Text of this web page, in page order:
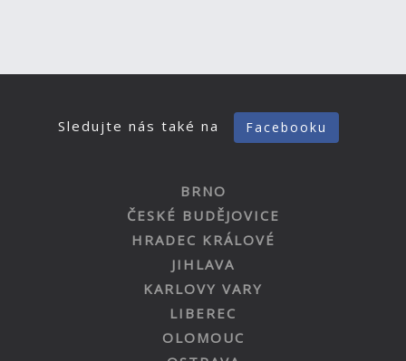
Sledujte nás také na Facebooku
BRNO
ČESKÉ BUDĚJOVICE
HRADEC KRÁLOVÉ
JIHLAVA
KARLOVY VARY
LIBEREC
OLOMOUC